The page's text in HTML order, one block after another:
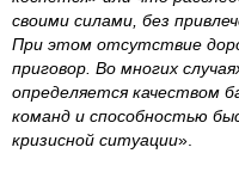
своими силами, без
При этом отсутствие
приговор. Во многих
определяется качеством
команд и способностью
кризисной ситуации».